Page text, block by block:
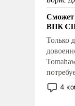
Сможет
ВПК
Только
4